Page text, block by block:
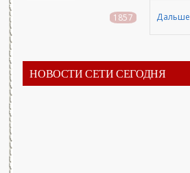
1857 Дальше
НОВОСТИ СЕТИ СЕГОДНЯ